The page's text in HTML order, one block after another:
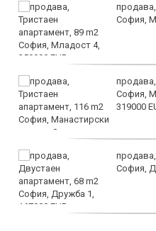
София,
София,
319000
София,